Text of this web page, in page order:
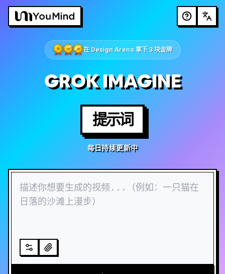
在 Design Arena 拿下 3 块金牌
GROK IMAGINE
提示词
每日持续更新中